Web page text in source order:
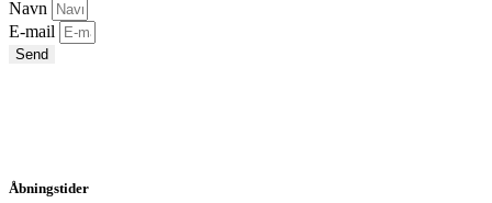
Navn
E-mail
Send
Åbningstider